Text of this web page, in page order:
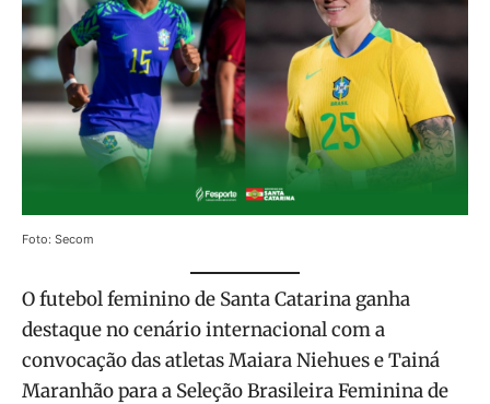
Foto: Secom
O futebol feminino de Santa Catarina ganha
destaque no cenário internacional com a
convocação das atletas Maiara Niehues e Tainá
Maranhão para a Seleção Brasileira Feminina de